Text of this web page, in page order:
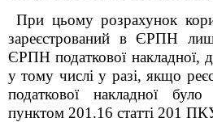
При цьому розрахунок
зареєстрований в ЄРПН
ЄРПН податкової накладної,
у тому числі у разі, якщо
податкової накладної
пунктом 201.16 статті 201